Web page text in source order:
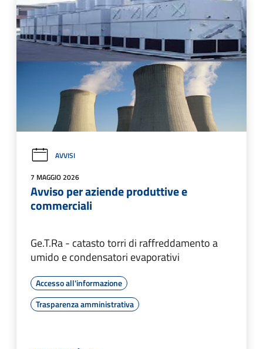
AVVISI
7 MAGGIO 2026
Avviso per aziende produttive e
commerciali
Ge.T.Ra - catasto torri di raffreddamento a
umido e condensatori evaporativi
Accesso all'informazione
Trasparenza amministrativa